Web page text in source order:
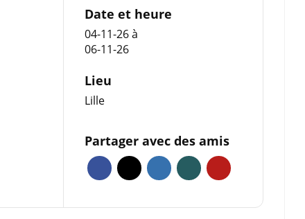
Date et heure
04-11-26à
06-11-26
Lieu
Lille
Partager avec des amis